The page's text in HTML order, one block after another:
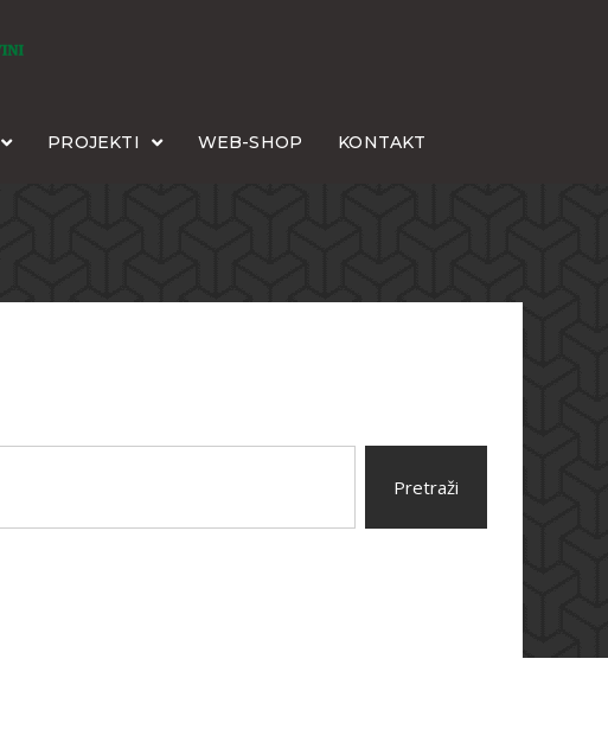
PROJEKTI WEB-SHOP KONTAKT
Pretraži